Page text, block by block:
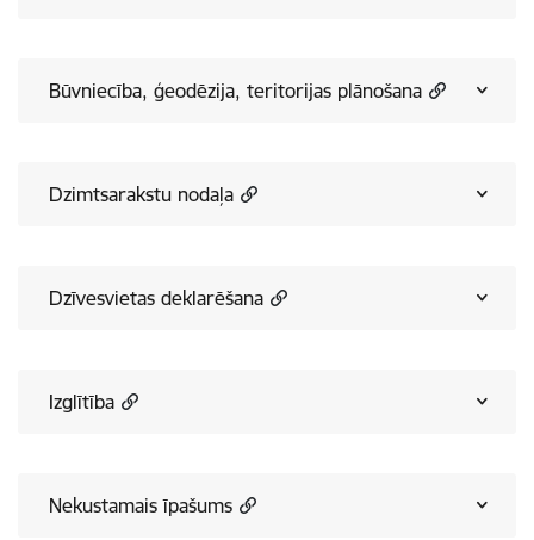
Būvniecība, ģeodēzija, teritorijas plānošana
Dzimtsarakstu nodaļa
Dzīvesvietas deklarēšana
Izglītība
Nekustamais īpašums